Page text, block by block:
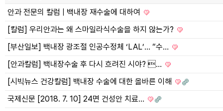
안과 전문의 칼럼 | 백내장 재수술에 대하여
[칼럼] 우리안과는 왜 스마일라식수술을 하지 않는가?
[부산일보] 백내장 광조절 인공수정체 ‘LAL’… “수…
[안과칼럼] 백내장수술 후 다시 흐려진 시야? …
[시빅뉴스 건강칼럼] 백내장 수술에 대한 올바른 이해
국제신문 [2018. 7. 10] 24면 건성안 치료…